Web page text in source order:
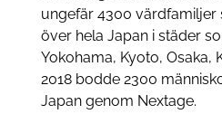
ungefär 4300 värdfamiljer
över hela Japan i städer
Yokohama, Kyoto, Osaka,
2018 bodde 2300
Japan genom Nextage.